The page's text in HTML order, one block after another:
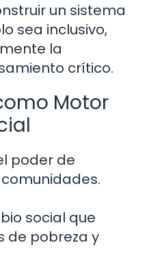
un sistema
sea inclusivo,
la
crítico.
Motor
poder de
social que
de pobreza y